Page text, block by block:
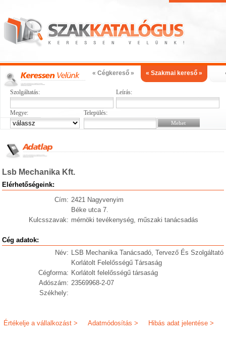
« Cégkereső » « Szakmai kereső »
Szolgáltatás: Leírás:
Megye: Település:
Lsb Mechanika Kft.
Elérhetőségeink:
Cím: 2421 Nagyvenyim
Béke utca 7.
Kulcsszavak: mérnöki tevékenység, műszaki tanácsadás
Cég adatok:
Név: LSB Mechanika Tanácsadó, Tervező És Szolgáltató
Korlátolt Felelősségű Társaság
Cégforma: Korlátolt felelősségű társaság
Adószám: 23569968-2-07
Székhely:
Hibás adat jelentése >
Adatmódosítás >
Értékelje a vállalkozást >